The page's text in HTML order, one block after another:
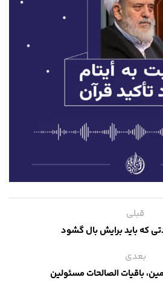
قبلی
که باید برایش بال گشود
بعدی
باقیات الصالحات مسئولین